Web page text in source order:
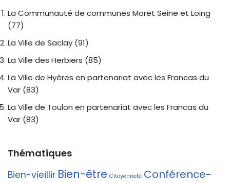
La Communauté de communes Moret Seine et Loing
(77)
La Ville de Saclay (91)
La Ville des Herbiers (85)
La Ville de Hyères en partenariat avec les Francas du
Var (83)
La Ville de Toulon en partenariat avec les Francas du
Var (83)
Thématiques
Bien-vieillir Bien-être Citoyenneté Conférence-